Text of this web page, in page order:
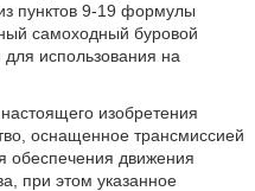
пунктов 9-19 формулы
самоходный буровой
использования на
изобретения
оснащенное трансмиссией
обеспечения движения
при этом указанное